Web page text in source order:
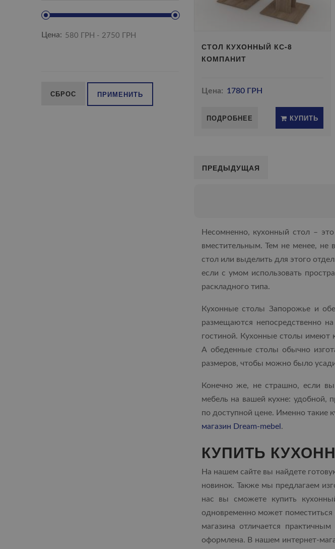
Цена:
СБРОС ПРИМЕНИТЬ
СТОЛ КУХОННЫЙ КС-8
КОМПАНИТ
Цена: 1780 ГРН
ПОДРОБНЕЕ КУПИТЬ
ПРЕДЫДУЩАЯ
Несомненно, кухонный стол –
вместительным. Тем не менее, не
стол или выделить для этого
если с умом использовать
раскладного типа.
Кухонные столы Запорожье и
размещаются непосредственно
гостиной. Кухонные столы имеют
А обеденные столы обычно
размеров, чтобы можно было
Конечно же, не страшно, если
мебель на вашей кухне: удобной,
по доступной цене. Именно такие
магазин Dream-mebel .
КУПИТЬ
На нашем сайте вы найдете
новинок. Также мы предлагаем
нас вы сможете купить
одновременно может
магазина отличается
оформлена. В нашем интернет-